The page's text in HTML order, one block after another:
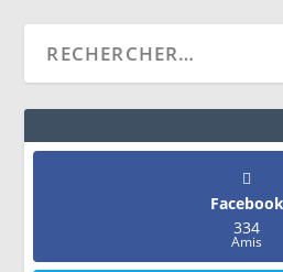
Facebook
334
Amis